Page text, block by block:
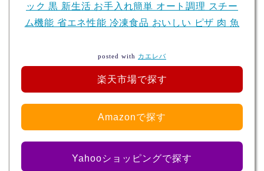
ック 黒 新生活 お手入れ簡単 オート調理 スチー
ム機能 省エネ性能 冷凍食品 おいしい ピザ 肉 魚
posted with カエレバ
楽天市場で探す
Amazonで探す
Yahooショッピングで探す